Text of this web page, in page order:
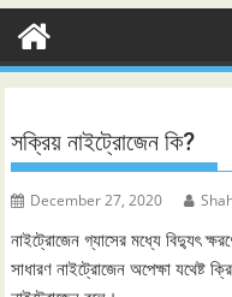
সক্রিয় নাইট্রোজেন কি?
December 27, 2020
নাইট্রোজেন গ্যাসের মধ্যে বিদ্যুৎ
সাধারণ নাইট্রোজেন অপেক্ষা যথেষ্ট